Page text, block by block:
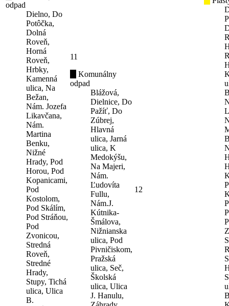
odpad
Dielno, Do
Potôčka,
Dolná
Roveň,
Horná
Roveň,
Hrbky,
Kamenná
ulica, Na
Bežan,
Nám. Jozefa
Likavčana,
Nám.
Martina
Benku,
Nižné
Hrady, Pod
Horou, Pod
Kopanicami,
Pod
Kostolom,
Pod Skálím,
Pod Stráňou,
Pod
Zvonicou,
Stredná
Roveň,
Stredné
Hrady,
Stupy, Tichá
ulica, Ulica
B.
11
Komunálny
odpad
Blážová,
Dielnice, Do
Pažíť, Do
Zúbrej,
Hlavná
ulica, Jarná
ulica, K
Medokýšu,
Na Majeri,
Nám.
Ľudovíta
Fullu,
Nám.J.
Kútnika-
Šmálova,
Nižnianska
ulica, Pod
Pivničiskom,
Pražská
ulica, Seč,
Školská
ulica, Ulica
J. Hanulu,
12